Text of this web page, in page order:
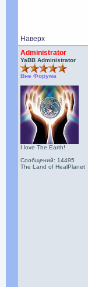
Наверх
Administrator
YaBB Administrator
Вне Форума
I love The Earth!
Сообщений: 14495
The Land of HealPlanet